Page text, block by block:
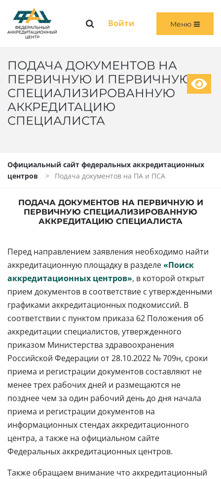
Войти Меню
ПОДАЧА ДОКУМЕНТОВ НА
ПЕРВИЧНУЮ И ПЕРВИЧНУЮ
СПЕЦИАЛИЗИРОВАННУЮ
АККРЕДИТАЦИЮ
СПЕЦИАЛИСТА
Официальный сайт федеральных аккредитационных
центров
Подача документов на ПА и ПСА
ПОДАЧА ДОКУМЕНТОВ НА ПЕРВИЧНУЮ И
ПЕРВИЧНУЮ СПЕЦИАЛИЗИРОВАННУЮ
АККРЕДИТАЦИЮ СПЕЦИАЛИСТА
Перед направлением заявления необходимо найти
аккредитационную площадку в разделе«Поиск
аккредитационных центров», в которой открыт
прием документов в соответствие с утвержденными
графиками аккредитационных подкомиссий. В
соответствии с пунктом приказа 62 Положения об
аккредитации специалистов, утвержденного
приказом Министерства здравоохранения
Российской Федерации от 28.10.2022 № 709н, сроки
приема и регистрации документов составляют не
менее трех рабочих дней и размещаются не
позднее чем за один рабочий день до дня начала
приема и регистрации документов на
информационных стендах аккредитационного
центра, а также на официальном сайте
Федеральных аккредитационных центров.
Также обращаем внимание что аккредитационный
ГЛАВНАЯ
ОБЩАЯ ИНФОРМАЦИЯ
ПЕРВИЧНАЯ И ПЕРВИЧНАЯ СПЕЦИАЛИЗИРОВАННАЯ АККРЕДИТАЦИЯ
ВОЙТИ